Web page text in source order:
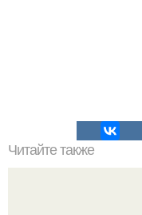
Читайте также